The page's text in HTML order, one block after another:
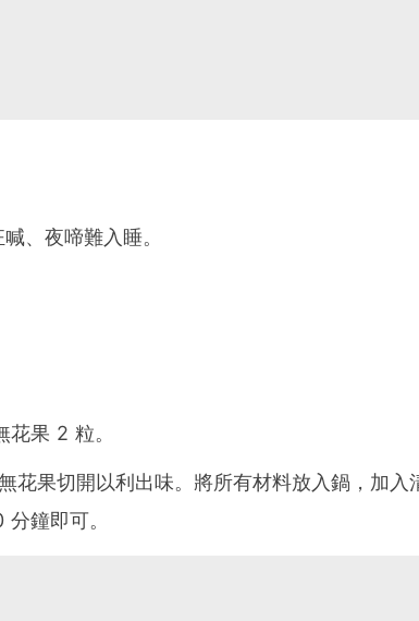
、夜啼難入睡。
果 2 粒。
花果切開以利出味。將所有材料放入鍋，加入
鐘即可。